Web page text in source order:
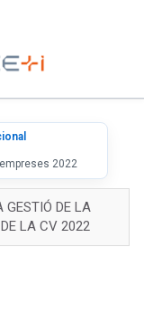
2022
GESTIÓ DE LA
LA CV 2022